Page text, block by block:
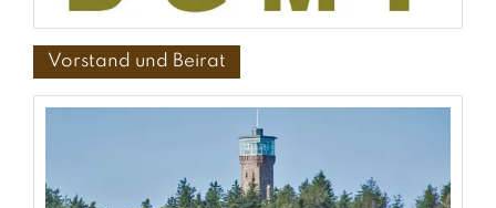
Vorstand und Beirat